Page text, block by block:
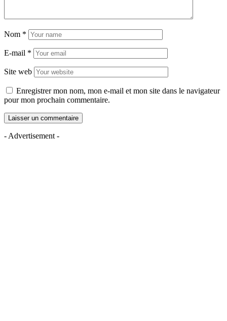
Nom *
E-mail *
Site web
Enregistrer mon nom, mon e-mail et mon site dans le navigateur
pour mon prochain commentaire.
- Advertisement -